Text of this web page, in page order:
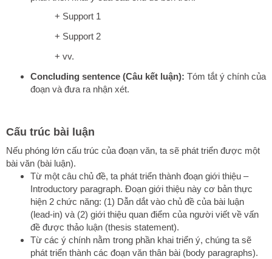
+ Support 1
+ Support 2
+ vv.
Concluding sentence (Câu kết luận): Tóm tắt ý chính của
đoạn và đưa ra nhận xét.
Cấu trúc bài luận
Nếu phóng lớn cấu trúc của đoạn văn, ta sẽ phát triển được một
bài văn (bài luận).
Từ một câu chủ đề, ta phát triển thành đoạn giới thiệu –
Introductory paragraph. Đoạn giới thiệu này cơ bản thực
hiện 2 chức năng: (1) Dẫn dắt vào chủ đề của bài luận
(lead-in) và (2) giới thiệu quan điểm của người viết về vấn
đề được thảo luận (thesis statement).
Từ các ý chính nằm trong phần khai triển ý, chúng ta sẽ
phát triển thành các đoạn văn thân bài (body paragraphs).